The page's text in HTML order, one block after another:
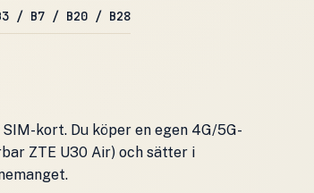
/ B7 / B20 / B28
kort. Du köper en egen 4G/5G-
ZTE U30 Air) och sätter i